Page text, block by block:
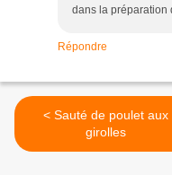
dans la préparation
Répondre
< Sauté de poulet aux
girolles